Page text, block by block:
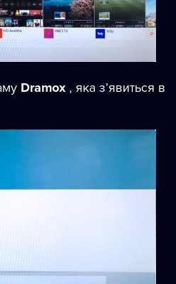
Dramox , яка з’явиться в